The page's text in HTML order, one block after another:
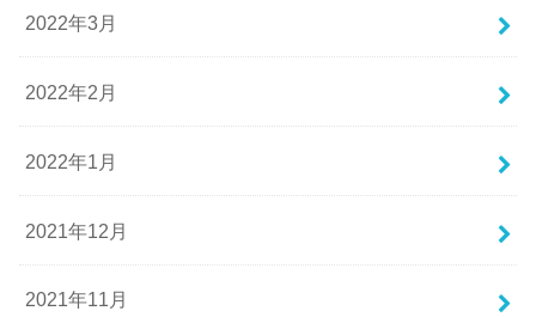
2022年3月
2022年2月
2022年1月
2021年12月
2021年11月